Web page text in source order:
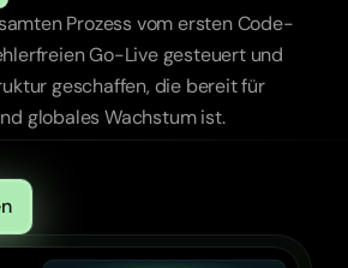
Prozess vom ersten Code-
Go-Live gesteuert und
geschaffen, die bereit für
globales Wachstum ist.